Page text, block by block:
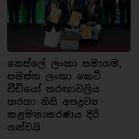
නෙස්ලේ ලංකා සමාගම,
සමස්ත ලංකා කෙටි
වීඩියෝ තරඟාවලිය
හරහා නිසි අපද්‍රව්‍ය
කළමනාකරණය දිරි
ගන්වයි